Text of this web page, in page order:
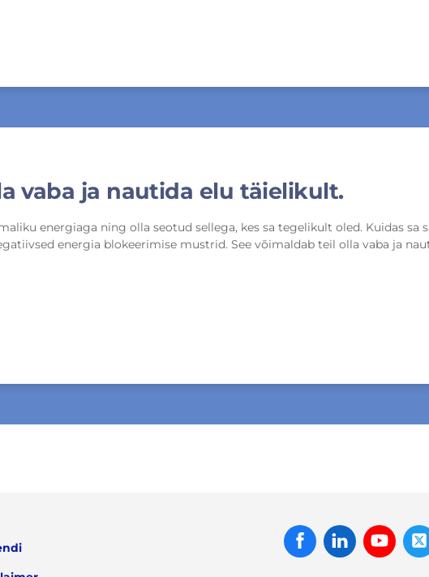
vaba ja nautida elu täielikult.
energiaga ning olla seotud sellega, kes sa tegelikult oled. Kuidas sa
energia blokeerimise mustrid. See võimaldab teil olla vaba ja
FacebookLinked
In